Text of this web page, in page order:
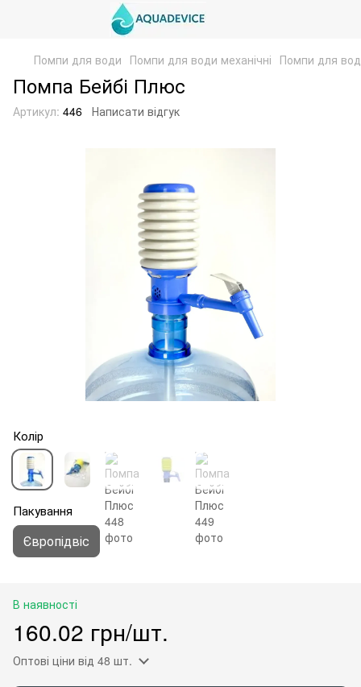
Помпи для води Помпи для води механічні Помпи для
Помпа Бейбі Плюс
Артикул: 446 Написати відгук
Колір
Пакування
Європідвіс
В наявності
160.02 грн/шт.
Оптові ціни від 48 шт.